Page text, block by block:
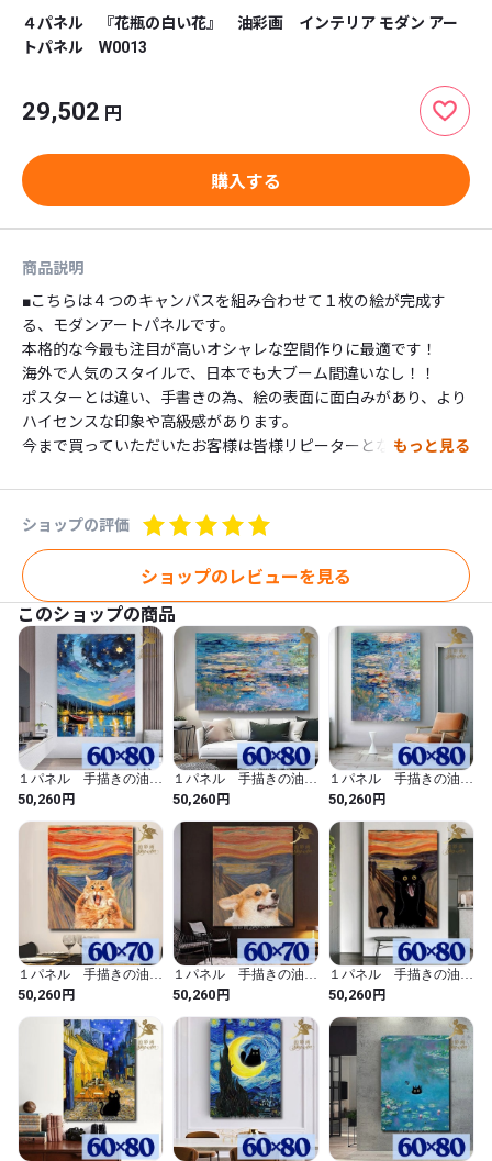
４パネル 『花瓶の白い花』 油彩画 インテリア モダン アー
トパネル W0013
29,502 円
購入する
商品説明
■こちらは４つのキャンバスを組み合わせて１枚の絵が完成す
る、モダンアートパネルです。
本格的な今最も注目が高いオシャレな空間作りに最適です！
海外で人気のスタイルで、日本でも大ブーム間違いなし！！
ポスターとは違い、手書きの為、絵の表面に面白みがあり、より
ハイセンスな印象や高級感があります。
今まで買っていただいたお客様は皆様リピーターとなって、
満足していただけるとおもいます！
立体感あるインテリア空間を演出してください。
店や各種施設など様々な空間に飾って頂いています。
また新築祝いや、出産祝いや、開店祝いや、日ごろの感謝の気持
ちをこめてなど、ギフトとしても喜ばれています。
-----------------
【形　状】
キャンパス
【内　容】
４パネルセット、画びょう付
【サイズ】約
40センチ×40センチが2つ
30センチ×80センチが2つ
厚み；約2センチ
※サイズ、色合いなど若干の誤差はご了承くださいませ。
【素　材】
手書きの油彩画パネル
【納期】
３０日～50日程度いただきます。
※お客様のご注文を受けてから制作いたします。
ほとんどは30日前後で完成しますが、お時間をいただきますの
ご理解の上ご注文をお願いいたします。
-----------------
もっと見る
ショップの評価
ショップのレビューを見る
このショップの商品
１パネル 手描きの油彩
画 ゴッホ 星月夜 ア
レンジ 絵画 インテリ
ア モダン アートパネ
ル 6025
50,260円
１パネル 手描きの油彩
画 モネ 睡蓮 アレン
ジ モネ 睡蓮 アレン
ジ 縦 絵画 インテリ
ル 6024
50,260円
１パネル 手描きの油彩
画 モネ 睡蓮 アレン
ジ 縦 絵画 インテリ
ア モダン アートパネ
ル 6023
50,260円
１パネル 手描きの油彩
画 ムンクの叫び 猫ア
レンジ 絵画 インテリ
ア モダン アートパネ
ル 6022
50,260円
１パネル 手描きの油彩
画 ムンクの叫び 犬ア
レンジ 絵画 インテリ
ア モダン アートパネ
ル 6021
50,260円
１パネル 手描きの油彩
画 ムンクの叫び 黒猫
アレンジ 絵画 インテ
リア モダン アートパネ
ル 6020
50,260円